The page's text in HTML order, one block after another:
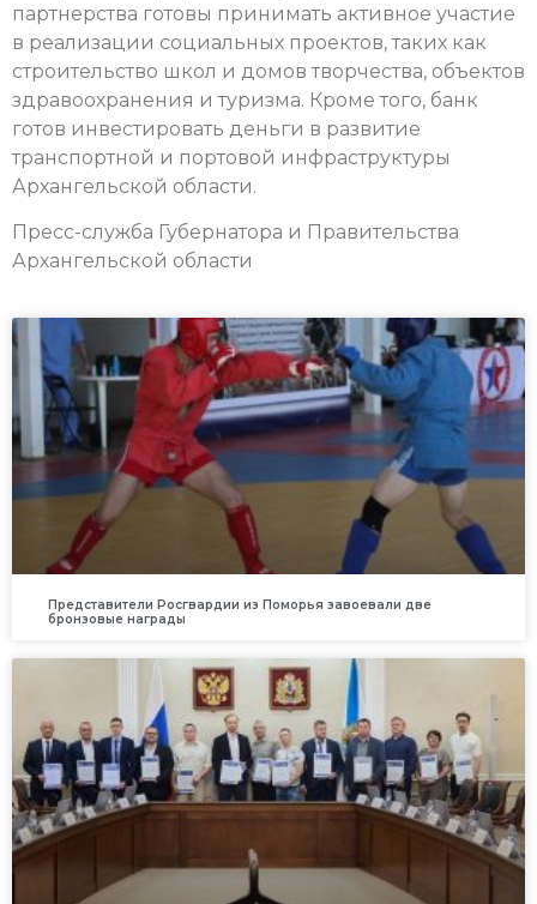
партнерства готовы принимать активное участие
в реализации социальных проектов, таких как
строительство школ и домов творчества, объектов
здравоохранения и туризма. Кроме того, банк
готов инвестировать деньги в развитие
транспортной и портовой инфраструктуры
Архангельской области.
Пресс-служба Губернатора и Правительства
Архангельской области
Представители Росгвардии из Поморья завоевали две
бронзовые награды